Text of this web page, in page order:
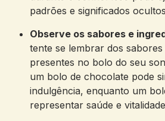
⁤padrões e‍ significados
Observe os sabores e
tente se lembrar ​dos ‌sabores
presentes no bolo do‌ seu
um ⁤bolo de chocolate pode
indulgência, enquanto um
representar saúde e